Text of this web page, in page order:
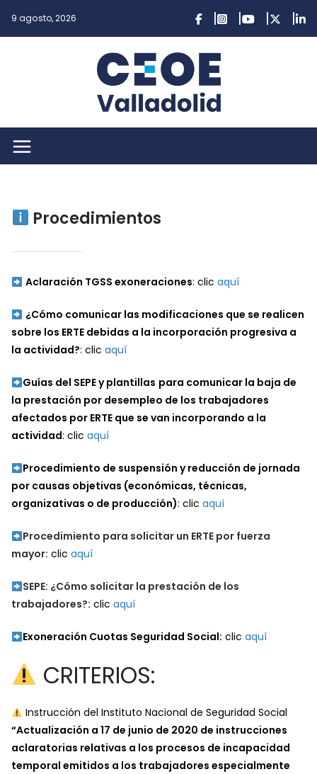
9 agosto, 2026
Procedimientos
Aclaración TGSS exoneraciones: clic aquí
¿Cómo comunicar las modificaciones que se realicen
sobre los ERTE debidas a la incorporación progresiva a
la actividad?: clic aquí
Guías del SEPE y plantillas para comunicar la baja de
la prestación por desempleo de los trabajadores
afectados por ERTE que se van incorporando a la
actividad: clic aquí
Procedimiento de suspensión y reducción de jornada
por causas objetivas (económicas, técnicas,
organizativas o de producción): clic aquí
Procedimiento para solicitar un ERTE por fuerza
mayor: clic aquí
SEPE: ¿Cómo solicitar la prestación de los
trabajadores?: clic aquí
Exoneración Cuotas Seguridad Social: clic aquí
CRITERIOS:
Instrucción del Instituto Nacional de Seguridad Social
“Actualización a 17 de junio de 2020 de instrucciones
aclaratorias relativas a los procesos de incapacidad
temporal emitidos a los trabajadores especialmente